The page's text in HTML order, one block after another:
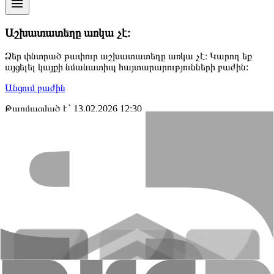
Աշխատատեղը առկա չէ։
Ձեր փնտրած թափուր աշխատատեղը առկա չէ։ Կարող եք
այցելել կայքի նմանատիպ հայտարարությունների բաժին:
Անցում բաժին
Թարմացված է` 13.02.2026 12:30
Բջջային հավելված
Բաժնետերեր և ղեկավարներ
տվյալներ
ՀաշվետվություններԻրավական
Թափուր աշխատատեղեր Կարգավորում
Էական
տեղեկատվություն Բանկի կառուցվածքը Հետադարձ կապ